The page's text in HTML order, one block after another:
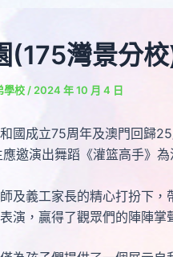
(175灣景分
學校 / 2024 年 10 月 4 日
國成立75周年及澳門回歸
邀演出舞蹈《灌篮高手》為
及義工家長的精心打扮下
演，贏得了觀眾們的陣陣